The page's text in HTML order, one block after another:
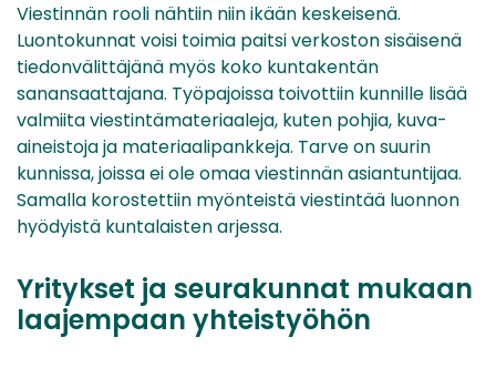
Viestinnän rooli nähtiin niin ikään keskeisenä.
Luontokunnat voisi toimia paitsi verkoston sisäisenä
tiedonvälittäjänä myös koko kuntakentän
sanansaattajana. Työpajoissa toivottiin kunnille lisää
valmiita viestintämateriaaleja, kuten pohjia, kuva-
aineistoja ja materiaalipankkeja. Tarve on suurin
kunnissa, joissa ei ole omaa viestinnän asiantuntijaa.
Samalla korostettiin myönteistä viestintää luonnon
hyödyistä kuntalaisten arjessa.
Yritykset ja seurakunnat mukaan
laajempaan yhteistyöhön